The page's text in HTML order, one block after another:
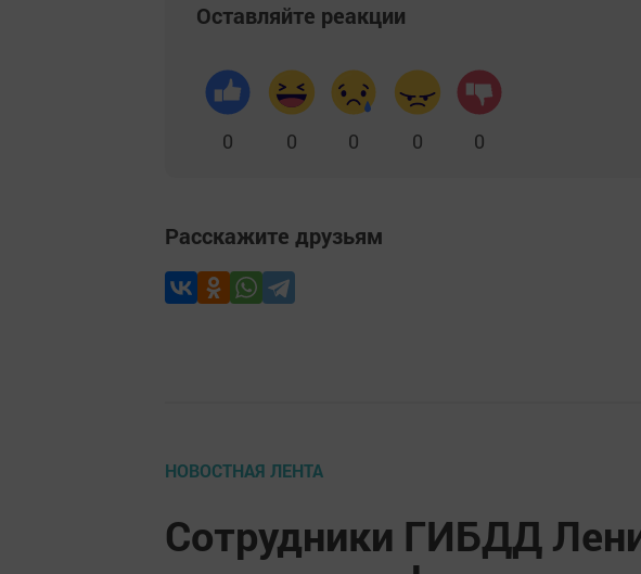
Оставляйте реакции
0 0 0 0 0
Расскажите друзьям
НОВОСТНАЯ ЛЕНТА
Сотрудники ГИБДД